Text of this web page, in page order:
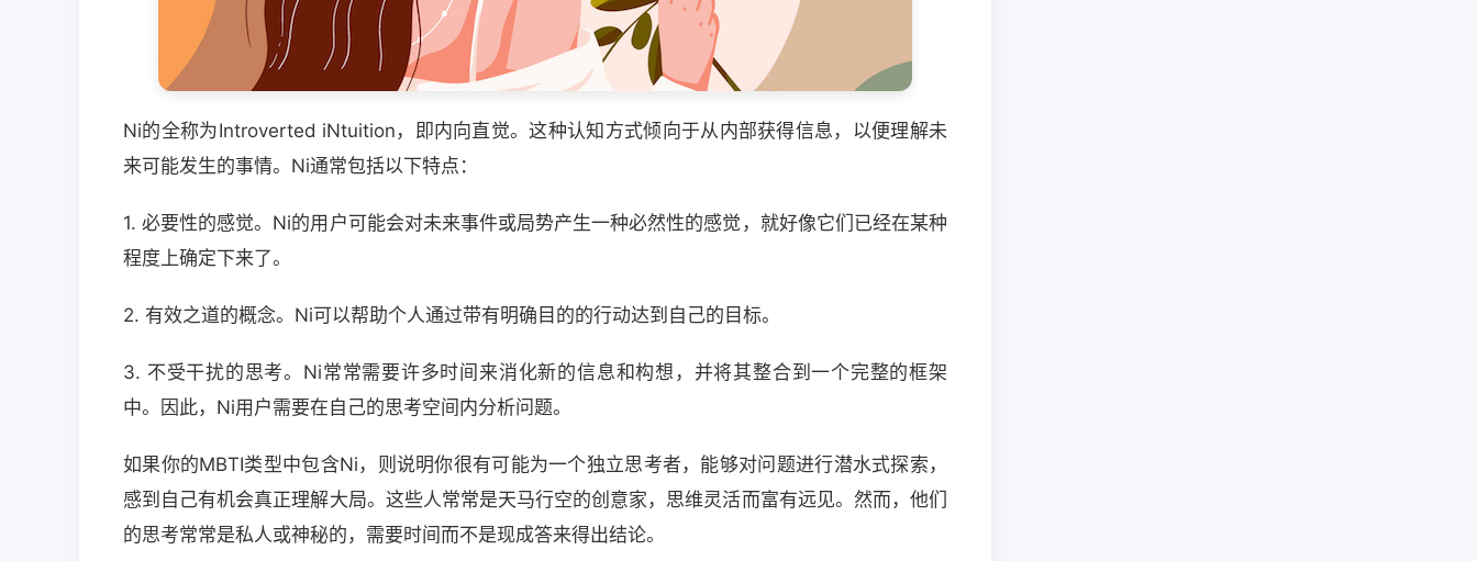
Ni的全称为Introverted iNtuition，即内向直觉。这种认知方式倾向于从内部获得信息，以便理解未
来可能发生的事情。Ni通常包括以下特点：
1. 必要性的感觉。Ni的用户可能会对未来事件或局势产生一种必然性的感觉，就好像它们已经在某种
程度上确定下来了。
2. 有效之道的概念。Ni可以帮助个人通过带有明确目的的行动达到自己的目标。
3. 不受干扰的思考。Ni常常需要许多时间来消化新的信息和构想，并将其整合到一个完整的框架
中。因此，Ni用户需要在自己的思考空间内分析问题。
如果你的MBTI类型中包含Ni，则说明你很有可能为一个独立思考者，能够对问题进行潜水式探索，
感到自己有机会真正理解大局。这些人常常是天马行空的创意家，思维灵活而富有远见。然而，他们
的思考常常是私人或神秘的，需要时间而不是现成答来得出结论。